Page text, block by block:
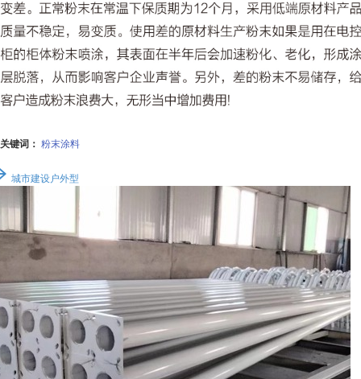
关键词： 粉末涂料
城市建设户外型